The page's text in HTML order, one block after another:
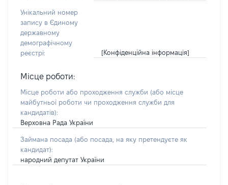
Унікальний номер
запису в Єдиному
державному
демографічному
реєстрі:
[Конфіденційна інформація]
Місце роботи:
Місце роботи або проходження служби (або місце
майбутньої роботи чи проходження служби для
кандидатів):
Верховна Рада України
Займана посада (або посада, на яку претендуєте як
кандидат):
народний депутат України